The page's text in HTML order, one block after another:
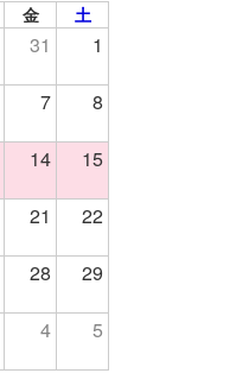
金 土
31 1
7 8
14 15
21 22
28 29
4 5